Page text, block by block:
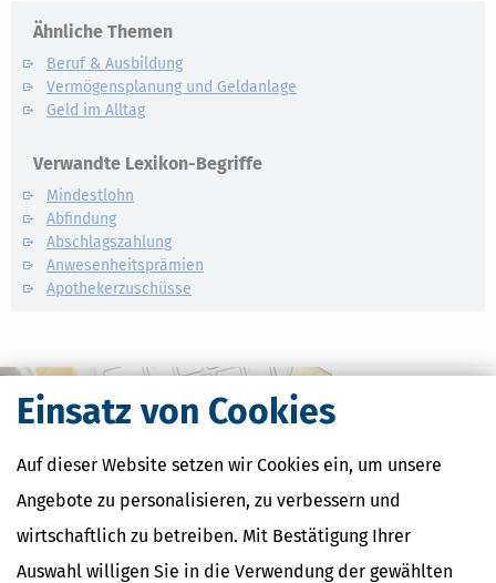
Einsatz von Cookies
Auf dieser Website setzen wir Cookies ein, um unsere
Angebote zu personalisieren, zu verbessern und
wirtschaftlich zu betreiben. Mit Bestätigung Ihrer
Auswahl willigen Sie in die Verwendung der gewählten
Ähnliche Themen
Beruf & Ausbildung
Vermögensplanung und Geldanlage
Geld im Alltag
Verwandte Lexikon-Begriffe
Mindestlohn
Abfindung
Abschlagszahlung
Anwesenheitsprämien
Apothekerzuschüsse